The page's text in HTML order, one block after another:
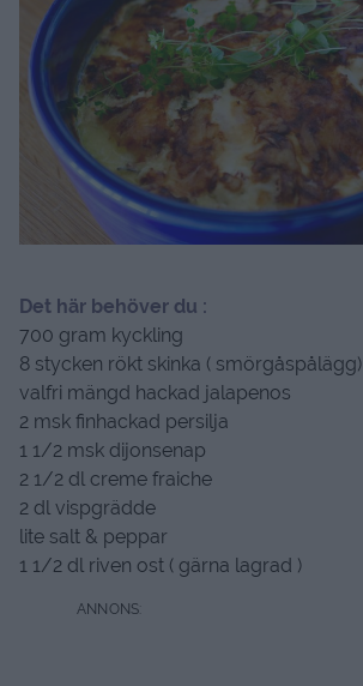
Det här behöver du :
700 gram kyckling
8 stycken rökt skinka ( smörgåspålägg)
valfri mängd hackad jalapenos
2 msk finhackad persilja
1 1/2 msk dijonsenap
2 1/2 dl creme fraiche
2 dl vispgrädde
lite salt & peppar
1 1/2 dl riven ost ( gärna lagrad )